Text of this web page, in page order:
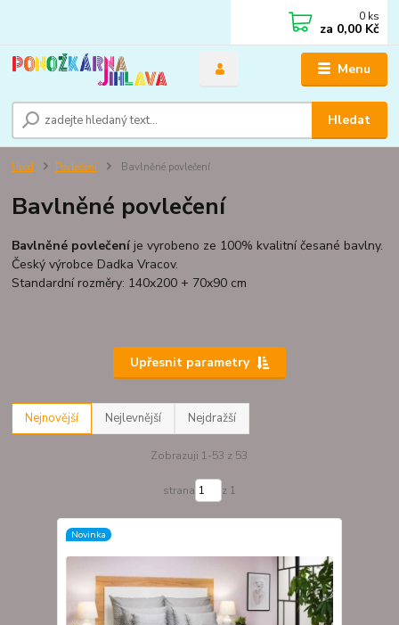
Menu
Hledat
0 ks
za 0,00 Kč
Úvod Povlečení Bavlněné povlečení
Bavlněné povlečení
Bavlněné povlečeníje vyrobeno ze 100% kvalitní česané bavlny.
Český výrobce Dadka Vracov.
Standardní rozměry: 140x200 + 70x90 cm
Upřesnit parametry
Nejnovější Nejlevnější Nejdražší
Zobrazuji 1-53 z 53
strana z 1
Novinka